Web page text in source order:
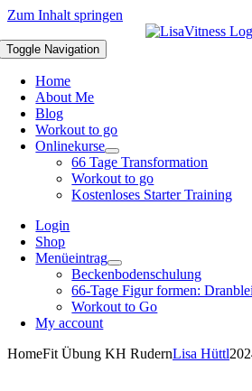
Zum Inhalt springen
Toggle Navigation
Home
About Me
Blog
Workout to go
Onlinekurse
66 Tage Transformation
Workout to go
Kostenloses Starter Training
Login
Shop
Menüeintrag
Beckenbodenschulung
66-Tage Figur formen:
Workout to Go
My account
HomeFit Übung KH RudernLisa Hüttl